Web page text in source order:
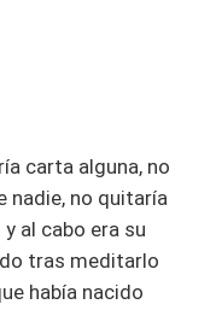
carta alguna, no
nadie, no quitaría
al cabo era su
tras meditarlo
había nacido